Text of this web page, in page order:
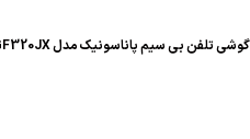
گوشی تلفن بی سیم پاناسونیک مدل KX-TGF320JX